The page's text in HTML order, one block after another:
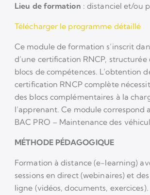
Lieu de formation : distanciel et/ou
Télécharger le programme détaillé
Ce module de formation s’inscrit
d’une certification RNCP, structurée
blocs de compétences. L’obtention
certification RNCP complète
des blocs complémentaires à la
l’apprenant. Ce module correspond
BAC PRO – Maintenance des
MÉTHODE PÉDAGOGIQUE
Formation à distance (e-learning)
sessions en direct (webinaires) et
ligne (vidéos, documents, exercices).